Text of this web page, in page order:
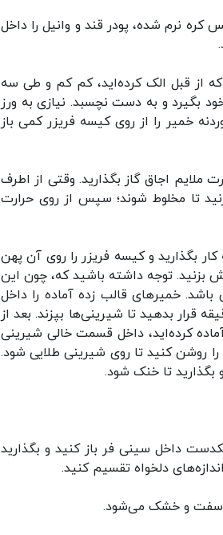
کره نرم شده، پودر قند و وانیل را داخل
که از قبل الک کرده‌اید، کم کم و طی سه
بگیرد و به دست نچسبد. نیازی به ورز
خمیر را از روی کیسه فریزر کمی باز
ملایم اجاق گاز بگذارید. وقتی از اطرف
تا مخلوط شوند؛ سپس از روی حرارت
کار بگذارید و کیسه فریزر را روی آن پهن
یا قالب دلخواه برش بزنید. توجه داشته باشید که، چون این
باشد. خمیر‌های قالب زده آماده را داخل
بچینید و در فر ۱۸۰ درجه سانتیگراد که از قبل گرم کرده‌اید، به مدت ۱۵ دقیقه قرار بدهید تا شیرینی‌ها بپزند. بعد از
کرده‌اید، داخل قسمت خالی شیرینی
این به بعد گریل را روشن کنید تا روی شیرینی طلایی شود.
بگذارید تا خنک شود.
داخل سینی فر باز کنید و بگذارید
دلخواه تقسیم کنید.